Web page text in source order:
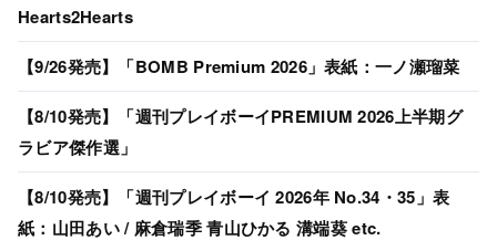
Hearts2Hearts
【9/26発売】「BOMB Premium 2026」表紙：一ノ瀬瑠菜
【8/10発売】「週刊プレイボーイPREMIUM 2026上半期グ
ラビア傑作選」
【8/10発売】「週刊プレイボーイ 2026年 No.34・35」表
紙：山田あい / 麻倉瑞季 青山ひかる 溝端葵 etc.